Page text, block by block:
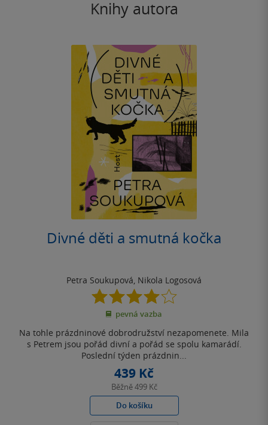
Knihy autora
Divné děti a smutná kočka
Petra Soukupová, Nikola Logosová
4.0
z
5
pevná vazba
Na tohle prázdninové dobrodružství nezapomenete. Mila
s Petrem jsou pořád divní a pořád se spolu kamarádí.
Poslední týden prázdnin...
439 Kč
Běžně499 Kč
Do košíku